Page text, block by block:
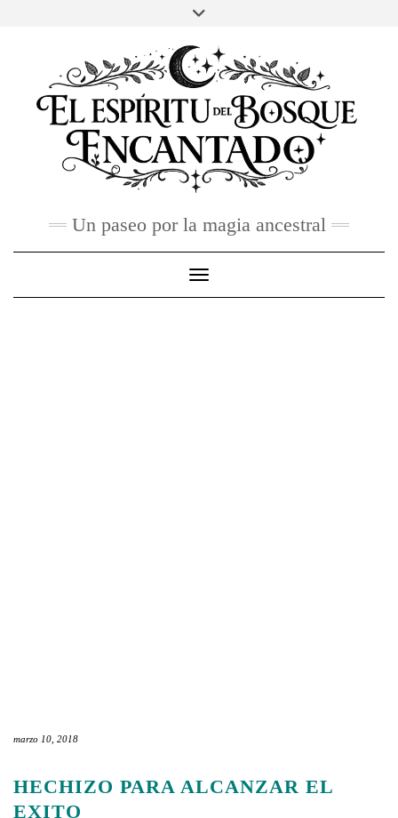
FACEBOOK
TWITTERINSTAGRAM
CONTACTO
Un paseo por la magia ancestral
Toggle Navigation
marzo 10, 2018
HECHIZO PARA ALCANZAR EL
EXITO